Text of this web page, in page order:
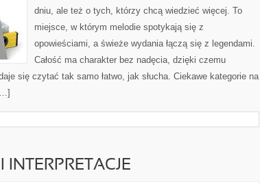
dniu, ale też o tych, którzy chcą wiedzieć więcej. To
miejsce, w którym melodie spotykają się z
opowieściami, a świeże wydania łączą się z legendami.
Całość ma charakter bez nadęcia, dzięki czemu
się czytać tak samo łatwo, jak słucha. Ciekawe kategorie na
INTERPRETACJE